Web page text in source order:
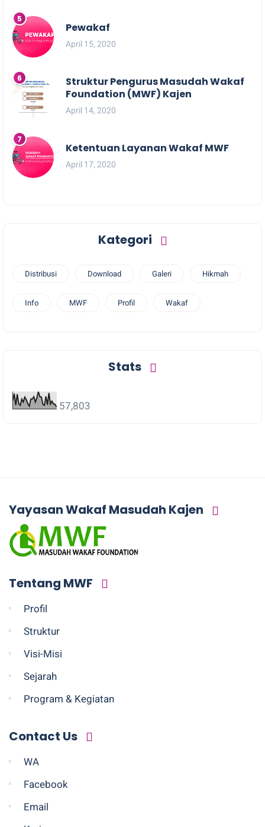
Pewakaf
April 15, 2020
Struktur Pengurus Masudah Wakaf
Foundation (MWF) Kajen
April 14, 2020
Ketentuan Layanan Wakaf MWF
April 17, 2020
Kategori
Distribusi Download Galeri Hikmah
Info MWF Profil Wakaf
Stats
57,803
Yayasan Wakaf Masudah Kajen
Tentang MWF
Profil
Struktur
Visi-Misi
Sejarah
Program & Kegiatan
Contact Us
WA
Facebook
Email